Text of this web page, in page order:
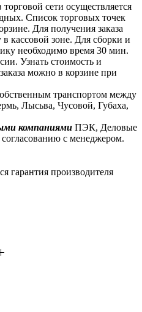
торговой сети осуществляется
Список торговых точек
Для получения заказа
в кассовой зоне. Для сборки и
необходимо время 30 мин.
Узнать стоимость и
можно в корзине при
транспортом между
Лысьва, Чусовой, Губаха,
компаниями ПЭК, Деловые
с менеджером.
гарантия производителя